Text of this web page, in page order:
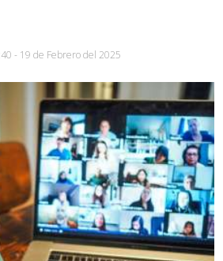
- 19 de Febrero del 2025